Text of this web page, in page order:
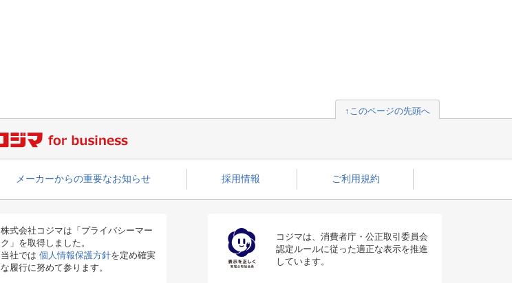
↑このページの先頭へ
メーカーからの重要なお知らせ 採用情報 ご利用規約
株式会社コジマは「プライバシーマー
ク」を取得しました。
当社では 個人情報保護方針を定め確実
な履行に努めて参ります。
コジマは、消費者庁・公正取引委員会
認定ルールに従った適正な表示を推進
しています。